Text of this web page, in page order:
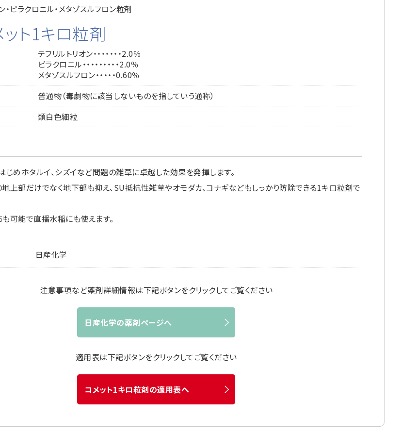
・ピラクロニル・メタゾスルフロン粒剤
ット1キロ粒剤
テフリルトリオン・・・・・・・2.0％
ピラクロニル・・・・・・・・・2.0％
メタゾスルフロン・・・・・0.60％
普通物（毒劇物に該当しないものを指していう通称）
類白色細粒
じめホタルイ、シズイなど問題の雑草に卓越した効果を発揮します。
地上部だけでなく地下部も抑え、SU抵抗性雑草やオモダカ、コナギなどもしっかり防除できる1キロ粒剤で
可能で直播水稲にも使えます。
日産化学
注意事項など薬剤詳細情報は下記ボタンをクリックしてご覧ください
日産化学の薬剤ページへ
適用表は下記ボタンをクリックしてご覧ください
コメット1キロ粒剤の適用表へ